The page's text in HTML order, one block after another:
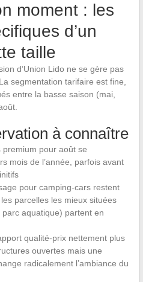
moment : les
d’un
taille
d’Union Lido ne se gère pas
segmentation tarifaire est fine,
entre la basse saison (mai,
à connaître
pour août se
mois de l’année, parfois avant
pour camping-cars restent
parcelles les mieux situées
aquatique) partent en
qualité-prix nettement plus
ouvertes mais une
radicalement l’ambiance du